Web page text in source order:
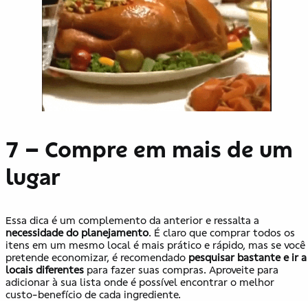
7 – Compre em mais de um
lugar
Essa dica é um complemento da anterior e ressalta a
necessidade do planejamento. É claro que comprar todos os
itens em um mesmo local é mais prático e rápido, mas se você
pretende economizar, é recomendado pesquisar bastante e ir a
locais diferentes para fazer suas compras. Aproveite para
adicionar à sua lista onde é possível encontrar o melhor
custo-benefício de cada ingrediente.